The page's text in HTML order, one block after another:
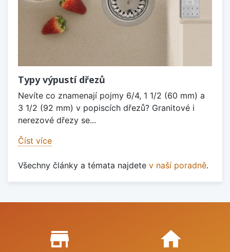
Typy výpustí dřezů
Nevíte co znamenají pojmy 6/4, 1 1/2 (60 mm) a
3 1/2 (92 mm) v popiscích dřezů? Granitové i
nerezové dřezy se...
Číst více
Všechny články a témata najdete v naší poradně.
Proč nakupovat u nás?
store_mall_directory home